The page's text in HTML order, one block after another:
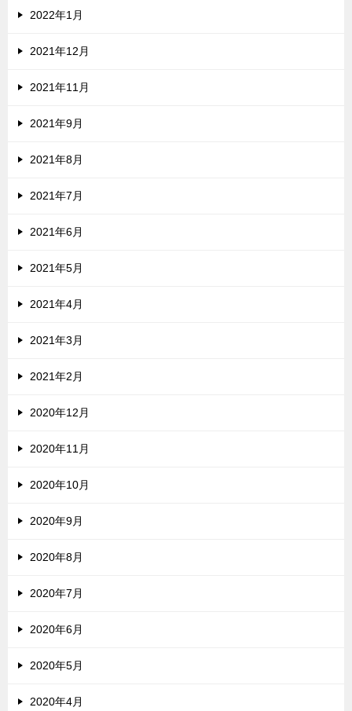
2022年1月
2021年12月
2021年11月
2021年9月
2021年8月
2021年7月
2021年6月
2021年5月
2021年4月
2021年3月
2021年2月
2020年12月
2020年11月
2020年10月
2020年9月
2020年8月
2020年7月
2020年6月
2020年5月
2020年4月